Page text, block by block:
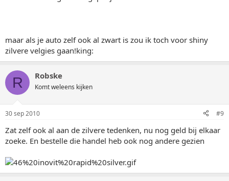
maar als je auto zelf ook al zwart is zou ik toch voor shiny
zilvere velgies gaan!king:
R Robske
Komt weleens kijken
30 sep 2010 #9
Zat zelf ook al aan de zilvere tedenken, nu nog geld bij elkaar
zoeke. En bestelle die handel heb ook nog andere gezien